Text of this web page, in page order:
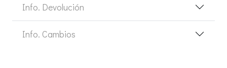
Info. Devolución
Info. Cambios